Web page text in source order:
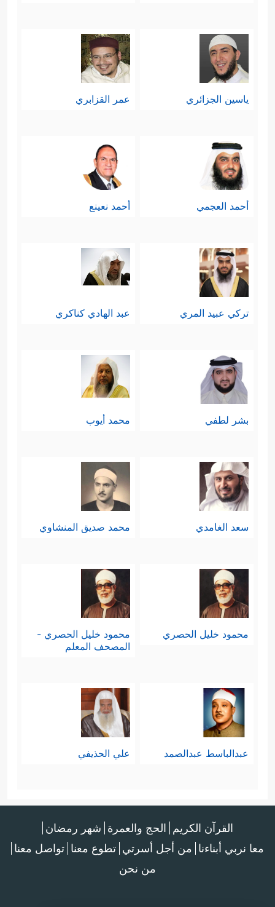
ياسين الجزائري عمر القزابري
أحمد العجمي أحمد نعينع
تركي عبيد المري عبد الهادي كناكري
بشر لطفي محمد أيوب
سعد الغامدي محمد صديق المنشاوي
محمود خليل الحصري
محمود خليل الحصري -
المصحف المعلم
عبدالباسط عبدالصمد علي الحذيفي
القرآن الكريم الحج والعمرة شهر رمضان
معا نربي أبناءنا من أجل أسرتي تطوع معنا تواصل معنا
من نحن